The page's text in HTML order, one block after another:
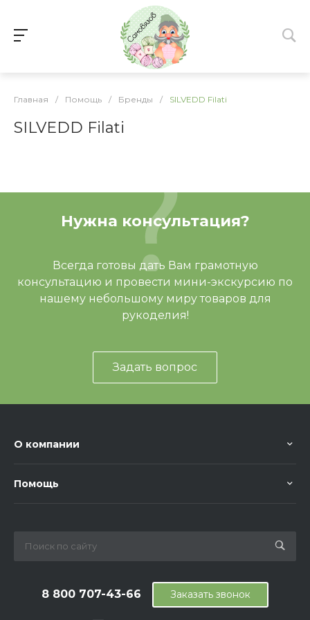
Главная / Помощь / Бренды / SILVEDD Filati
SILVEDD Filati
Нужна консультация?
Всегда готовы дать Вам грамотную
консультацию и провести мини-экскурсию по
нашему небольшому миру товаров для
рукоделия!
Задать вопрос
О компании
Помощь
8 800 707-43-66 Заказать звонок